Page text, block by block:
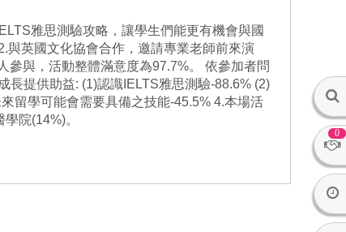
0
雅思測驗攻略，讓學生們能更有機會與國
與英國文化協會合作，邀請專業老師前來演
參與，活動整體滿意度為97.7%。 依參加者問
長提供助益: (1)認識IELTS雅思測驗-88.6% (2)
留學可能會需要具備之技能-45.5% 4.本場活
院(14%)。